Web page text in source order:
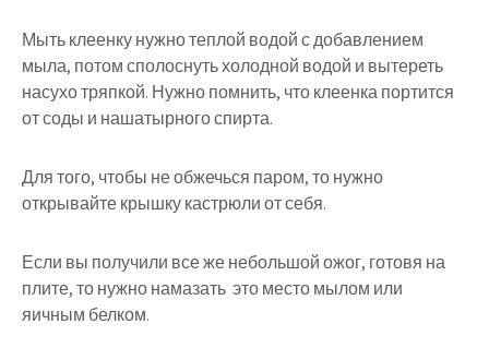
Мыть клеенку нужно теплой водой с добавлением
мыла, потом сполоснуть холодной водой и вытереть
насухо тряпкой. Нужно помнить, что клеенка портится
от соды и нашатырного спирта.
Для того, чтобы не обжечься паром, то нужно
открывайте крышку кастрюли от себя.
Если вы получили все же небольшой ожог, готовя на
плите, то нужно намазать это место мылом или
яичным белком.